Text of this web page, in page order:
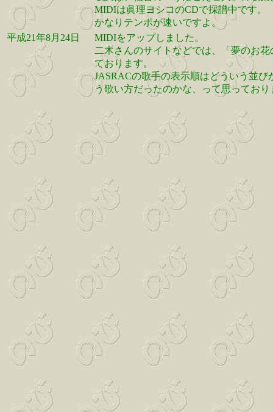
MIDIは眞理ヨシコのCDで採譜中です。
かなりテンポが速いですよ。
平成21年8月24日
MIDIをアップしました。
二木さんのサイトなどでは、「夢のお
ております。
JASRACの歌手の表示順はどういう並
う歌い方だったのかな、って思っており